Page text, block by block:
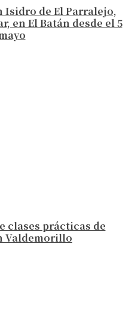
Isidro de El Parralejo,
en El Batán desde el 5
clases prácticas de
Valdemorillo